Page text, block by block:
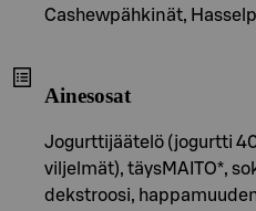
Cashewpähkinät,
Ainesosat
Jogurttijäätelö (jogurtti
viljelmät), täysMAITO*,
dekstroosi,